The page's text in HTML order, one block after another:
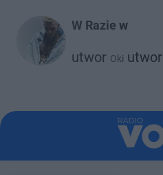
W Razie w
utwor Oki utwor